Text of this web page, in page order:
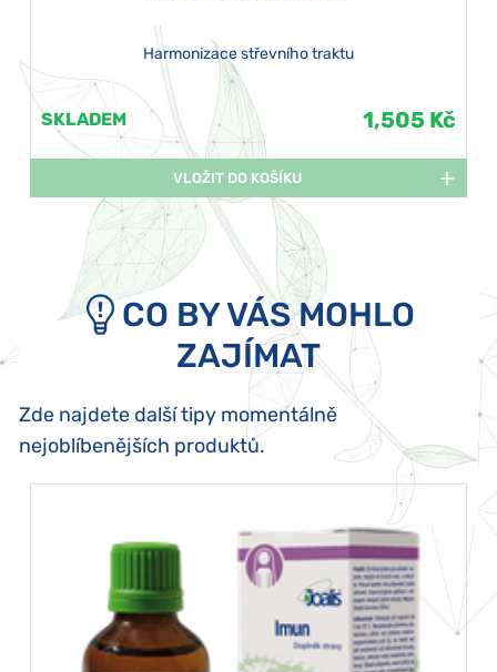
Harmonizace střevního traktu
SKLADEM 1,505 Kč
VLOŽIT DO KOŠÍKU
CO BY VÁS MOHLO
ZAJÍMAT
Zde najdete další tipy momentálně
nejoblíbenějších produktů.